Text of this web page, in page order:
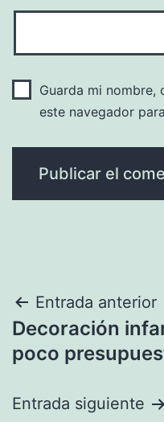
Guarda mi
este navegador
Navegación
de
Entrada anterior
Decoración
poco
Entrada siguiente